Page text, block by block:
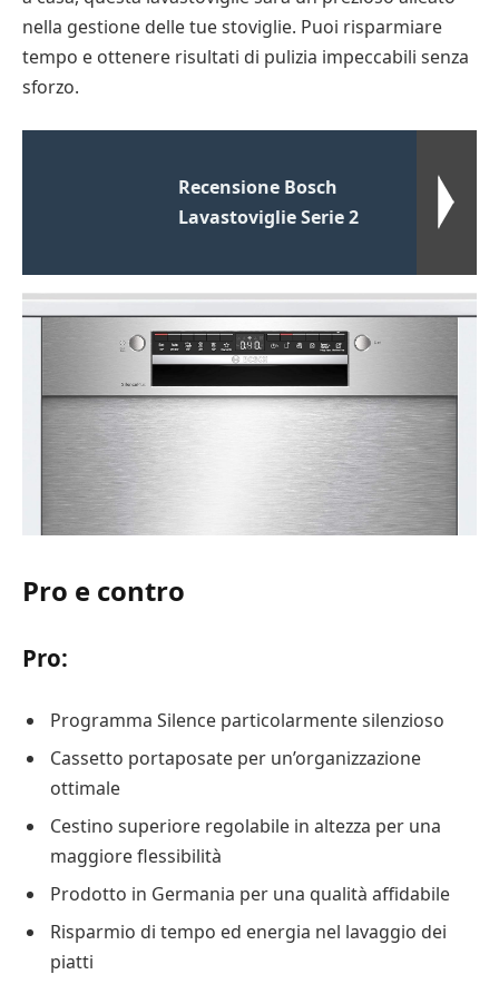
nella gestione delle tue stoviglie. Puoi risparmiare
tempo e ottenere risultati di pulizia impeccabili senza
sforzo.
Recensione Bosch
Lavastoviglie Serie 2
Pro e contro
Pro:
Programma Silence particolarmente silenzioso
Cassetto portaposate per un’organizzazione
ottimale
Cestino superiore regolabile in altezza per una
maggiore flessibilità
Prodotto in Germania per una qualità affidabile
Risparmio di tempo ed energia nel lavaggio dei
piatti